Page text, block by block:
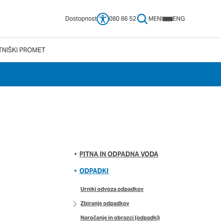
Dostopnost 080 86 52 MENI ENG
PROMET
PITNA IN ODPADNA VODA
ODPADKI
Urniki odvoza odpadkov
Zbiranje odpadkov
Naročanje in obrazci (odpadki)
uporabniško
izklopiti. Običajno